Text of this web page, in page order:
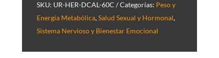
SKU: UR-HER-DCAL-60C Categorías: Peso y
Energía Metabólica,Salud Sexual y Hormonal,
Sistema Nervioso y Bienestar Emocional